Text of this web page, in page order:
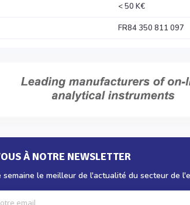
< 50 K€
FR84 350 811 097
À NOTRE NEWSLETTER
semaine le meilleur de l'actualité du secteur de